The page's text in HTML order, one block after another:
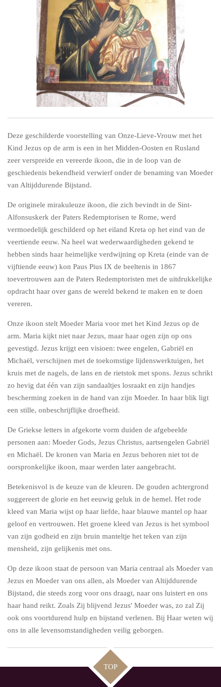
Deze geschilderde voorstelling van Onze-Lieve-Vrouw met het
Kind Jezus op de arm is een in het Midden-Oosten en Rusland
zeer verspreide en vereerde ikoon, die in de loop van de
geschiedenis bekendheid verwierf onder de benaming van Moeder
van Altijddurende Bijstand.
De originele mirakuleuze ikoon, die zich bevindt in de Sint-
Alfonsuskerk der Paters Redemptorisen te Rome, werd
vermoedelijk geschilderd op het eiland Kreta op het eind van de
veertiende eeuw. Na heel wat wederwaardigheden gekend te
hebben sinds haar heimelijke verdwijning op Kreta (einde van de
vijftiende eeuw) kon Paus Pius IX de beeltenis in 1867
toevertrouwen aan de Paters Redemptoristen met de uitdrukkelijke
opdracht haar over gans de wereld bekend te maken en te doen
vereren.
Onze ikoon stelt Moeder Maria voor met het Kind Jezus op de
arm. Maria kijkt niet naar Jezus, maar haar ogen zijn op ons
gevestigd. Jezus krijgt een visioen: twee engelen, Gabriël en
Michaël, verschijnen met de toekomstige lijdenswerktuigen, het
kruis met de nagels, de lans en de rietstok met spons. Jezus schrikt
zo hevig dat één van zijn sandaaltjes losraakt en zijn handjes
bescherming zoeken in de hand van zijn Moeder. In haar blik ligt
een stille, onbeschrijflijke droefheid.
De Griekse letters in afgekorte vorm duiden de afgebeelde
personen aan: Moeder Gods, Jezus Christus, aartsengelen Gabriël
en Michaël. De kronen van Maria en Jezus behoren niet tot de
oorspronkelijke ikoon, maar werden later aangebracht.
Betekenisvol is de keuze van de kleuren. De gouden achtergrond
suggereert de glorie en het eeuwig geluk in de hemel. Het rode
kleed van Maria wijst op haar liefde, haar blauwe mantel op haar
geloof en vertrouwen. Het groene kleed van Jezus is het symbool
van zijn godheid en zijn bruin manteltje het teken van zijn
mensheid, zijn gelijkenis met ons.
Op deze ikoon staat de persoon van Maria centraal als Moeder van
Jezus en Moeder van ons allen, als Moeder van Altijddurende
Bijstand, die steeds zorg voor ons draagt, naar ons luistert en ons
haar hand reikt. Zoals Zij blijvend Jezus' Moeder was, zo zal Zij
ook ons voortdurend hulp en bijstand verlenen. Bij Haar weten wij
ons in alle levensomstandigheden veilig geborgen.
TOP